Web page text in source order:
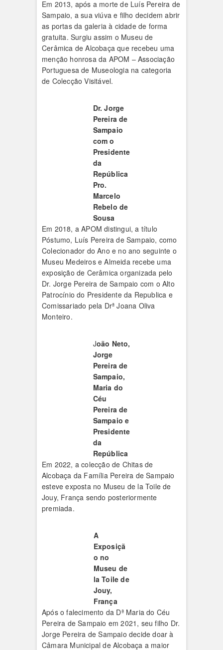
Em 2013, após a morte de Luís Pereira de
Sampaio, a sua viúva e filho decidem abrir
as portas da galeria à cidade de forma
gratuita. Surgiu assim o Museu de
Cerâmica de Alcobaça que recebeu uma
menção honrosa da APOM – Associação
Portuguesa de Museologia na categoria
de Colecção Visitável.
Dr. Jorge
Pereira de
Sampaio
com o
Presidente
da
República
Pro.
Marcelo
Rebelo de
Sousa
Em 2018, a APOM distingui, a título
Póstumo, Luís Pereira de Sampaio, como
Colecionador do Ano e no ano seguinte o
Museu Medeiros e Almeida recebe uma
exposição de Cerâmica organizada pelo
Dr. Jorge Pereira de Sampaio com o Alto
Patrocínio do Presidente da Republica e
Comissariado pela Drª Joana Oliva
Monteiro.
João Neto,
Jorge
Pereira de
Sampaio,
Maria do
Céu
Pereira de
Sampaio e
Presidente
da
República
Em 2022, a colecção de Chitas de
Alcobaça da Família Pereira de Sampaio
esteve exposta no Museu de la Toile de
Jouy, França sendo posteriormente
premiada.
A
Exposiçã
o no
Museu de
la Toile de
Jouy,
França
Após o falecimento da Dª Maria do Céu
Pereira de Sampaio em 2021, seu filho Dr.
Jorge Pereira de Sampaio decide doar à
Câmara Municipal de Alcobaça a maior